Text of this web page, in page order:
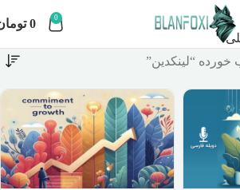
0
0
“لینکدین”